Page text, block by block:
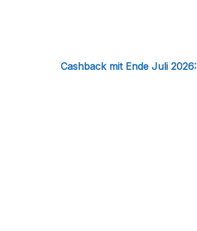
Cashback mit Ende Juli 2026: